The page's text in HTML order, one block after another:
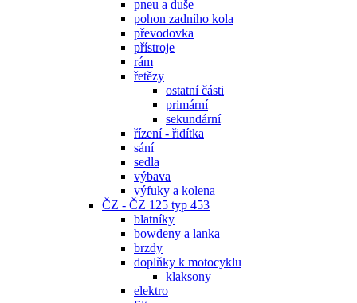
pneu a duše
pohon zadního kola
převodovka
přístroje
rám
řetězy
ostatní části
primární
sekundární
řízení - řidítka
sání
sedla
výbava
výfuky a kolena
ČZ - ČZ 125 typ 453
blatníky
bowdeny a lanka
brzdy
doplňky k motocyklu
klaksony
elektro